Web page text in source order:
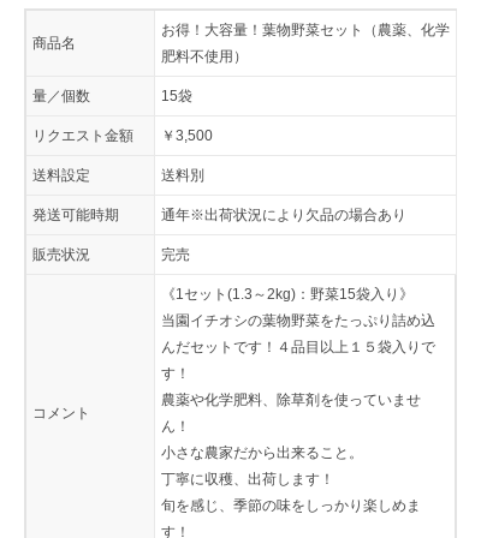
商品名
お得！大容量！葉物野菜セット（農薬、化学
肥料不使用）
量／個数 15袋
リクエスト金額 ￥3,500
送料設定 送料別
発送可能時期 通年※出荷状況により欠品の場合あり
販売状況 完売
コメント
《1セット(1.3～2kg)：野菜15袋入り》
当園イチオシの葉物野菜をたっぷり詰め込
んだセットです！４品目以上１５袋入りで
す！
農薬や化学肥料、除草剤を使っていませ
ん！
小さな農家だから出来ること。
丁寧に収穫、出荷します！
旬を感じ、季節の味をしっかり楽しめま
す！